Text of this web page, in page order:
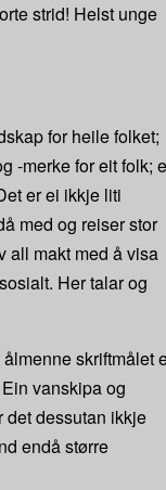
strid! Helst unge
for heile folket;
-merke for eit folk;
er ei ikkje liti
med og reiser stor
all makt med å visa
Her talar og
skriftmålet
vanskipa og
det dessutan ikkje
endå større